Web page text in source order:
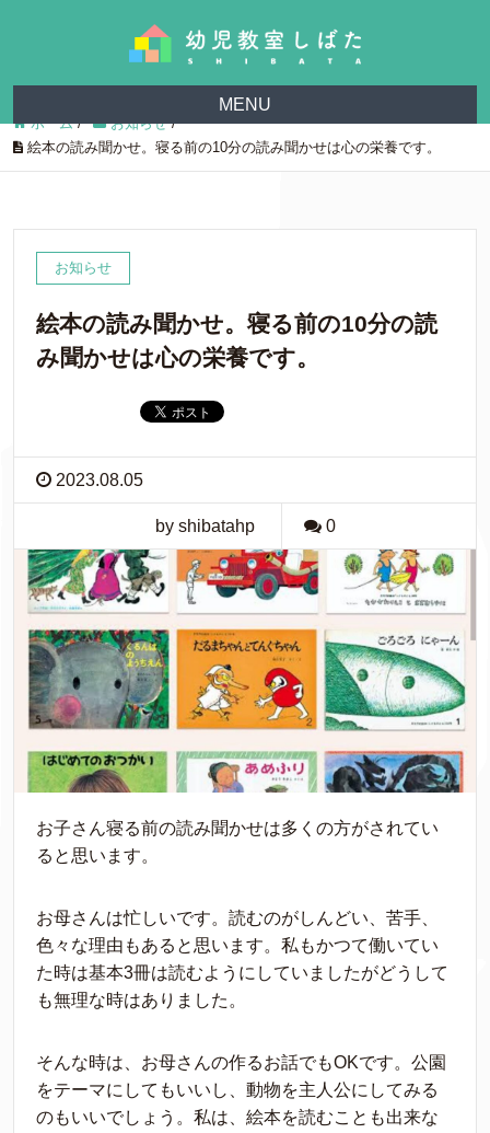
MENU
ホーム/ お知らせ/
絵本の読み聞かせ。寝る前の10分の読み聞かせは心の栄養です。
お知らせ
絵本の読み聞かせ。寝る前の10分の読
み聞かせは心の栄養です。
2023.08.05
by shibatahp 0
お子さん寝る前の読み聞かせは多くの方がされてい
ると思います。
お母さんは忙しいです。読むのがしんどい、苦手、
色々な理由もあると思います。私もかつて働いてい
た時は基本3冊は読むようにしていましたがどうして
も無理な時はありました。
そんな時は、お母さんの作るお話でもOKです。公園
をテーマにしてもいいし、動物を主人公にしてみる
のもいいでしょう。私は、絵本を読むことも出来な